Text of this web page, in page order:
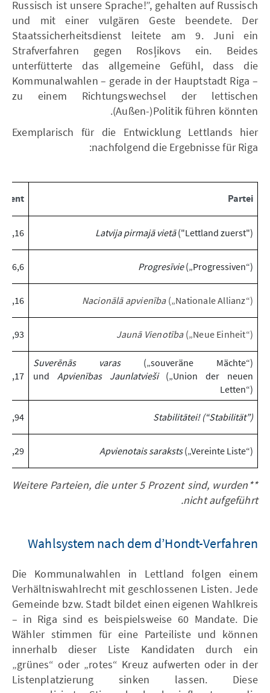
Russisch ist unsere Sprache!”, gehalten auf Russisch
und mit einer vulgären Geste beendete. Der
Staatssicherheitsdienst leitete am 9. Juni ein
Strafverfahren gegen Rosļikovs ein. Beides
unterfütterte das allgemeine Gefühl, dass die
Kommunalwahlen – gerade in der Hauptstadt Riga –
zu einem Richtungswechsel der lettischen
(Außen-)Politik führen könnten.
Exemplarisch für die Entwicklung Lettlands hier
nachfolgend die Ergebnisse für Riga:
Partei
Latvija pirmajā vietā("Lettland zuerst")
18,16
Progresīvie(„Progressiven“)
16,6
Nacionālā apvienība („Nationale Allianz“)
14,16
Jaunā Vienotība („Neue Einheit“)
12,93
Suverēnās varas(„souveräne Mächte“)
und Apvienības Jaunlatvieši („Union der neuen
Letten“)
12,17
Stabilitātei! (“Stabilität”)
6,94
Apvienotais saraksts(„Vereinte Liste“)
6,29
**Weitere Parteien, die unter 5 Prozent sind, wurden
nicht aufgeführt.
Wahlsystem nach dem d’Hondt-Verfahren
Die Kommunalwahlen in Lettland folgen einem
Verhältniswahlrecht mit geschlossenen Listen. Jede
Gemeinde bzw. Stadt bildet einen eigenen Wahlkreis
– in Riga sind es beispielsweise 60 Mandate. Die
Wähler stimmen für eine Parteiliste und können
innerhalb dieser Liste Kandidaten durch ein
„grünes“ oder „rotes“ Kreuz aufwerten oder in der
Listenplatzierung sinken lassen. Diese